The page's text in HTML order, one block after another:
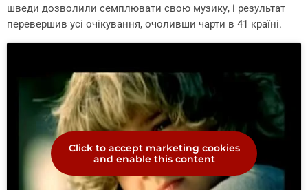
шведи дозволили семплювати свою музику, і результат
перевершив усі очікування, очоливши чарти в 41 країні.
Click to accept marketing cookies
and enable this content